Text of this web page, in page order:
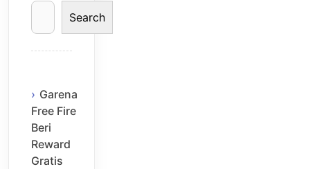
Search
Garena
Free Fire
Beri
Reward
Gratis